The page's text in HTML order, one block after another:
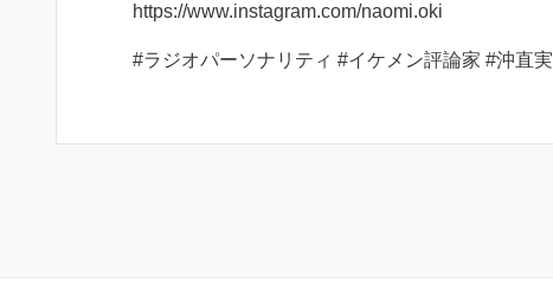
https://www.instagram.com/naomi.oki
#ラジオパーソナリティ #イケメン評論家 #沖直実